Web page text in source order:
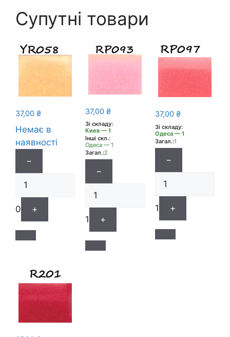
Супутні товари
37,00 ₴
Немає в
наявності
−
0 +
37,00 ₴
Зі складу:
Киев — 1
Інші скл.:
Одеса — 1
Загал.:2
−
1 +
37,00 ₴
Зі складу:
Одеса — 1
Загал.:1
−
1 +